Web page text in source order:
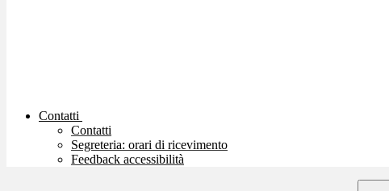
Contatti
Contatti
Segreteria: orari di ricevimento
Feedback accessibilità